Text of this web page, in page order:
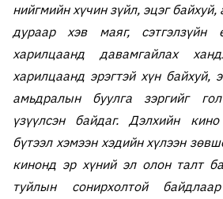
нийгмийн хүчин зүйл, эцэг
дураар хэв маяг, сэтгэлзүйн
харилцаанд давамгайлах
харилцаанд эрэгтэй хүн байхуй,
амьдралын буулга зэргийг
үзүүлсэн байдаг. Дэлхийн
бүтээл хэмээн хэдийн хүлээн
кинонд эр хүний эл олон талт
туйлын сонирхолтой